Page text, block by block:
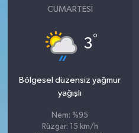
CUMARTESI
3°
Bölgesel düzensiz yağmur
yağışlı
Nem: %95
Rüzgar: 15 km/h